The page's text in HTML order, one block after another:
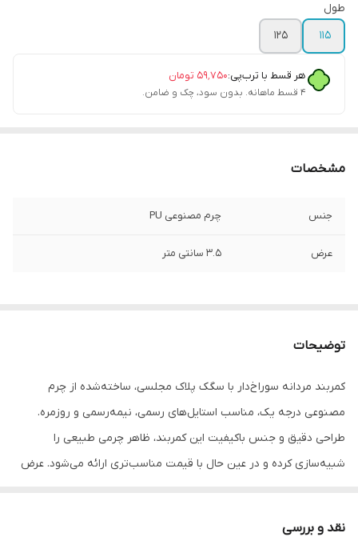
طول
۱۱۵
۱۲۵
هر قسط با ترب‌پی:۵۹٬۷۵۰ تومان
۴ قسط ماهانه. بدون سود، چک و ضامن.
مشخصات
جنس چرم مصنوعی PU
عرض 3.5 سانتی متر
توضیحات
کمربند مردانه سوراخ‌دار با سگک پلاک مجلسی، ساخته‌شده از چرم
مصنوعی درجه یک، مناسب استایل‌های رسمی، نیمه‌رسمی و روزمره.
طراحی دقیق و جنس باکیفیت این کمربند، ظاهر چرمی طبیعی را
شبیه‌سازی کرده و در عین حال با قیمت مناسب‌تری ارائه می‌شود. عرض
ترک‌خوردگی و رطوبت
نقد و بررسی